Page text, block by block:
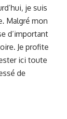
je suis
Malgré mon
d’important
Je profite
ici toute
de